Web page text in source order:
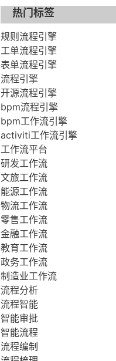
热门标签
规则流程引擎
工单流程引擎
表单流程引擎
流程引擎
开源流程引擎
bpm流程引擎
bpm工作流引擎
activiti工作流引擎
工作流平台
研发工作流
文旅工作流
能源工作流
物流工作流
零售工作流
金融工作流
教育工作流
政务工作流
制造业工作流
流程分析
流程智能
智能审批
智能流程
流程编制